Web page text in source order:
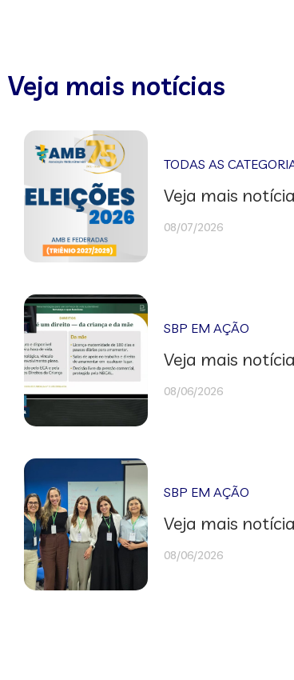
Veja mais notícias
TODAS AS
Veja mais
08/07/2026
SBP EM AÇÃO
Veja mais
08/06/2026
SBP EM AÇÃO
Veja mais
08/06/2026